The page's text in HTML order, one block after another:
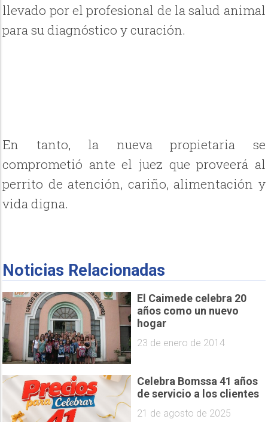
llevado por el profesional de la salud animal
para su diagnóstico y curación.
En tanto, la nueva propietaria se
comprometió ante el juez que proveerá al
perrito de atención, cariño, alimentación y
vida digna.
Noticias Relacionadas
El Caimede celebra 20
años como un nuevo
hogar
23 de enero de 2014
Celebra Bomssa 41 años
de servicio a los clientes
21 de agosto de 2025